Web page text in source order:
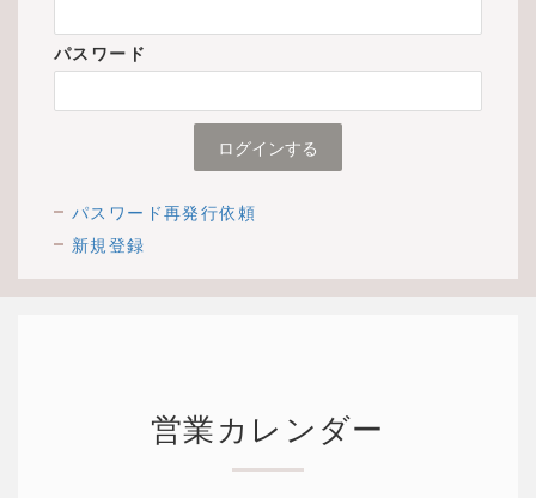
パスワード
パスワード再発行依頼
新規登録
営業カレンダー